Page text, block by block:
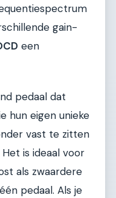
gain-
een
pedaal dat
hun eigen unieke
vast te zitten
is ideaal voor
als zwaardere
pedaal. Als je